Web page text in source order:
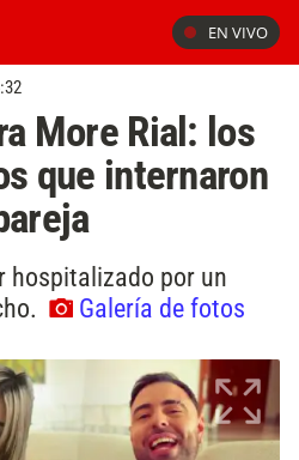
EN VIVO
More Rial: los
que internaron
hospitalizado por un
Galería de fotos